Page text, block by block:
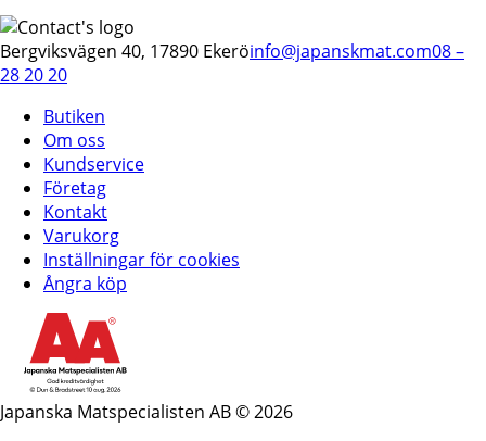
Bergviksvägen 40, 17890 Ekeröinfo@japanskmat.com08 –
28 20 20
Butiken
Om oss
Kundservice
Företag
Kontakt
Varukorg
Inställningar för cookies
Ångra köp
Japanska Matspecialisten AB © 2026